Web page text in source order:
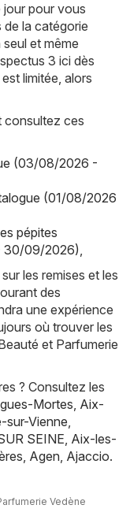
pour vous
la catégorie
et même
3 ici dès
limitée, alors
consultez ces
(03/08/2026 -
(01/08/2026
pépites
30/09/2026),
les remises et les
des
une expérience
où trouver les
et Parfumerie
? Consultez les
Mortes, Aix-
sur-Vienne,
SEINE, Aix-les-
, Agen, Ajaccio.
Vedène